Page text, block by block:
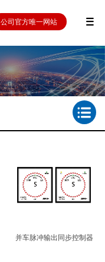
并车脉冲输出同步控制器
公司官方唯一网站